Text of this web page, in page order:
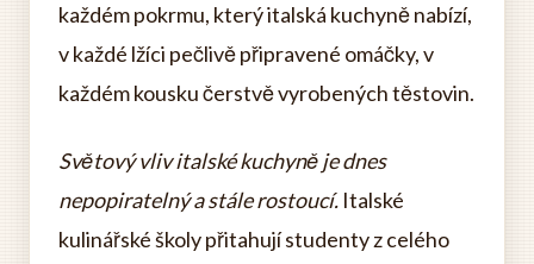
každém pokrmu, který italská kuchyně nabízí,
v každé lžíci pečlivě připravené omáčky, v
každém kousku čerstvě vyrobených těstovin.
Světový vliv italské kuchyně je dnes
nepopiratelný a stále rostoucí. Italské
kulinářské školy přitahují studenty z celého